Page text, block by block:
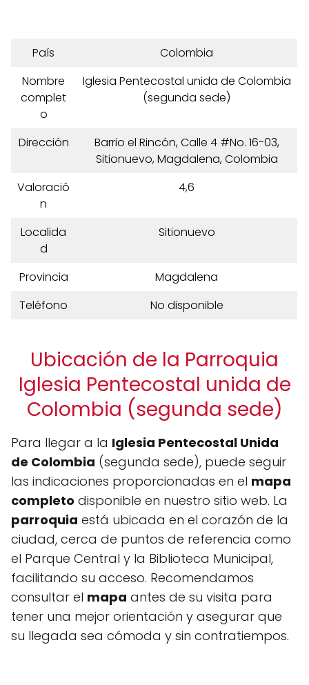
País
Colombia
Nombre
complet
o
Iglesia Pentecostal unida de Colombia
(segunda sede)
Dirección
Barrio el Rincón, Calle 4 #No. 16-03,
Sitionuevo, Magdalena, Colombia
Valoració
n
4,6
Localida
d
Sitionuevo
Provincia
Magdalena
Teléfono
No disponible
Ubicación de la Parroquia
Iglesia Pentecostal unida de
Colombia (segunda sede)
Para llegar a la Iglesia Pentecostal Unida
de Colombia (segunda sede), puede seguir
las indicaciones proporcionadas en el mapa
completo disponible en nuestro sitio web. La
parroquia está ubicada en el corazón de la
ciudad, cerca de puntos de referencia como
el Parque Central y la Biblioteca Municipal,
facilitando su acceso. Recomendamos
consultar el mapa antes de su visita para
tener una mejor orientación y asegurar que
su llegada sea cómoda y sin contratiempos.